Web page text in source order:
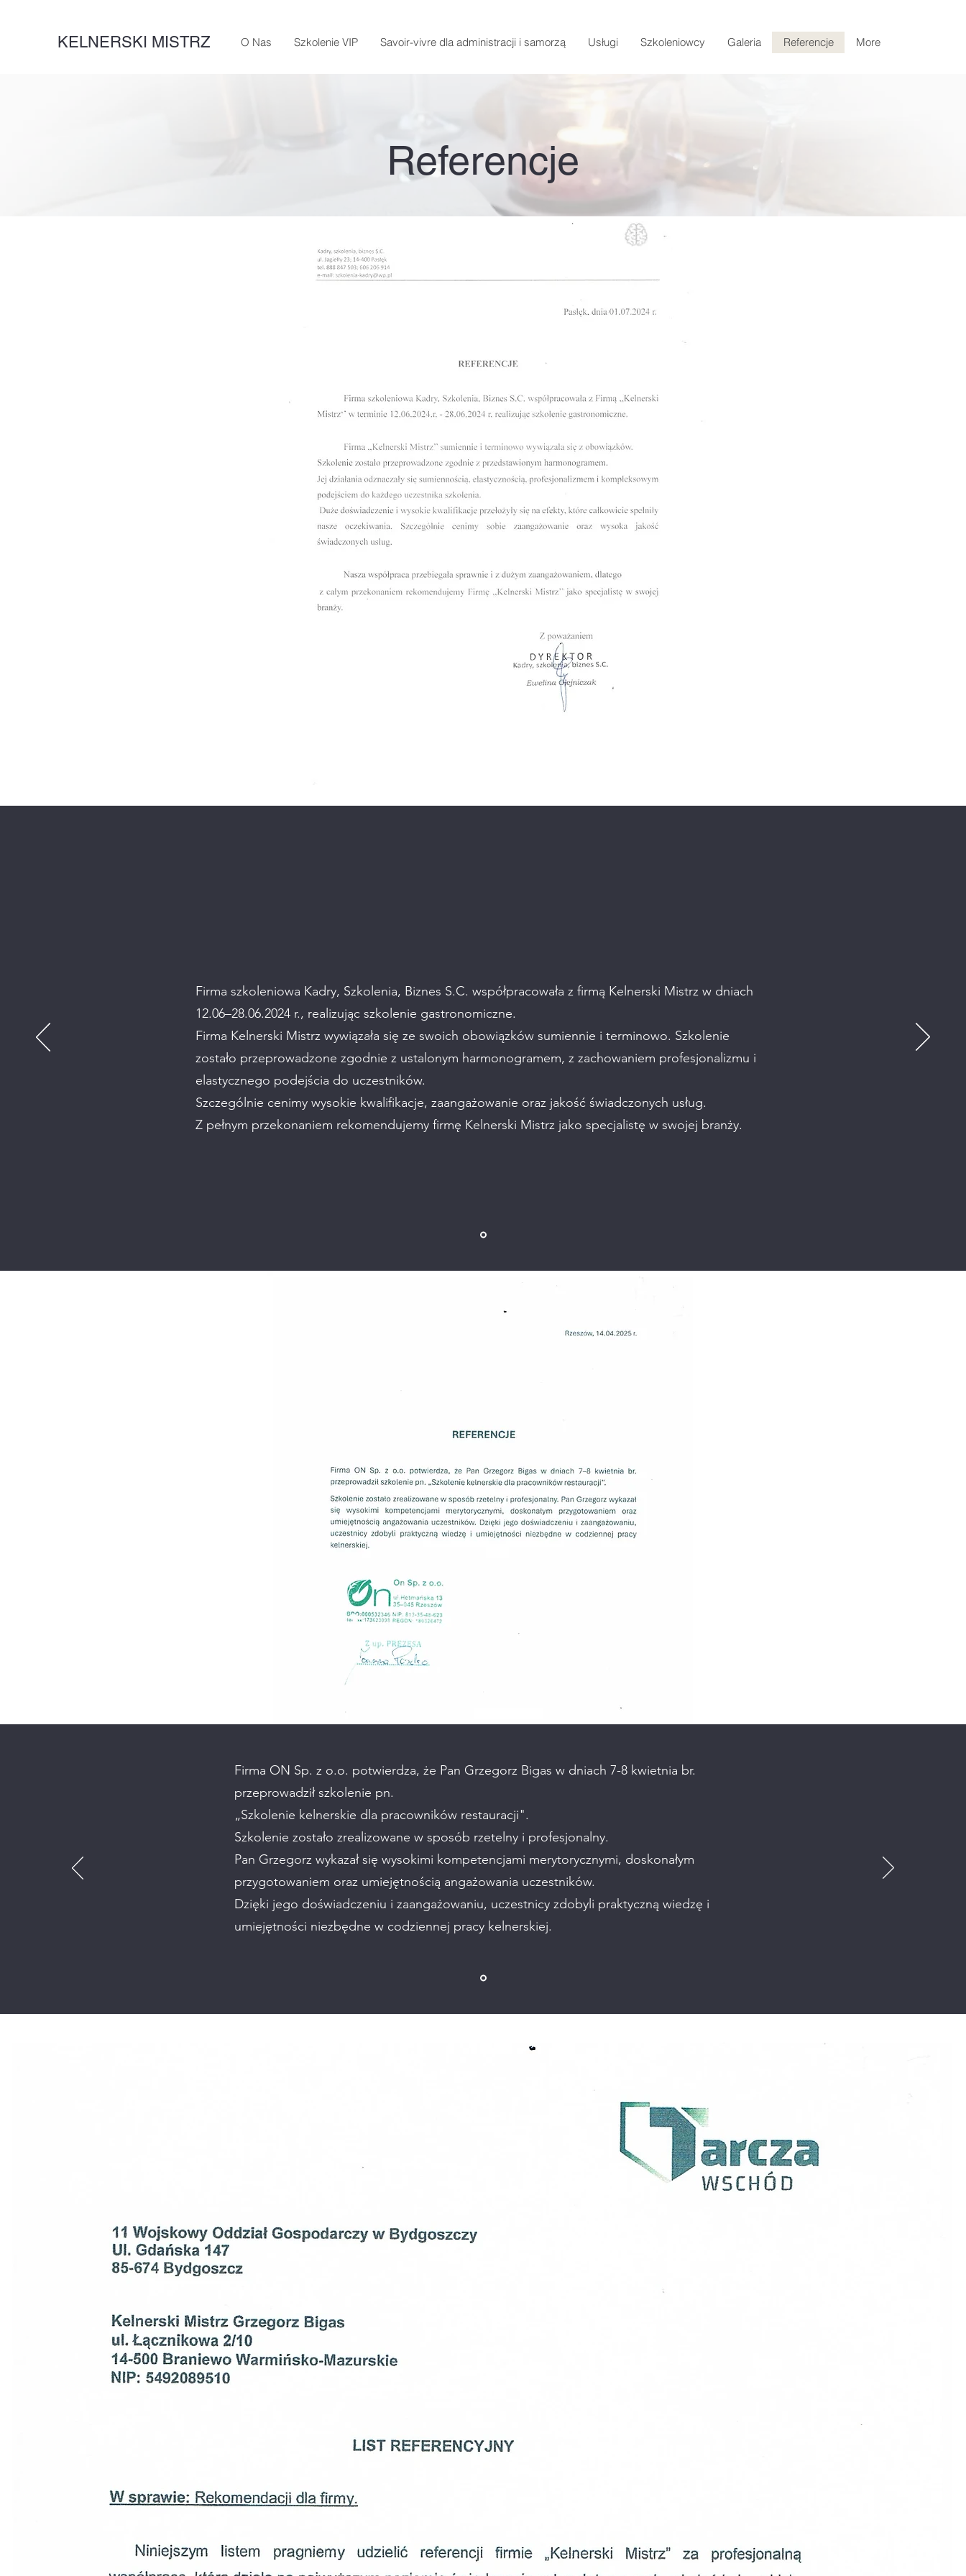
KELNERSKI MISTRZ O Nas Szkolenie VIP Savoir-vivre dla administracji i samorzą Usługi Szkoleniowcy Galeria Referencje More
Referencje
Firma szkoleniowa Kadry, Szkolenia, Biznes S.C. współpracowała z firmą Kelnerski Mistrz w dniach
12.06–28.06.2024 r., realizując szkolenie gastronomiczne.
Firma Kelnerski Mistrz wywiązała się ze swoich obowiązków sumiennie i terminowo. Szkolenie
zostało przeprowadzone zgodnie z ustalonym harmonogramem, z zachowaniem profesjonalizmu i
elastycznego podejścia do uczestników.
Szczególnie cenimy wysokie kwalifikacje, zaangażowanie oraz jakość świadczonych usług.
Z pełnym przekonaniem rekomendujemy firmę Kelnerski Mistrz jako specjalistę w swojej branży.
Firma ON Sp. z o.o. potwierdza, że Pan Grzegorz Bigas w dniach 7-8 kwietnia br.
przeprowadził szkolenie pn.
„Szkolenie kelnerskie dla pracowników restauracji".
Szkolenie zostało zrealizowane w sposób rzetelny i profesjonalny.
Pan Grzegorz wykazał się wysokimi kompetencjami merytorycznymi, doskonałym
przygotowaniem oraz umiejętnością angażowania uczestników.
Dzięki jego doświadczeniu i zaangażowaniu, uczestnicy zdobyli praktyczną wiedzę i
umiejętności niezbędne w codziennej pracy kelnerskiej.